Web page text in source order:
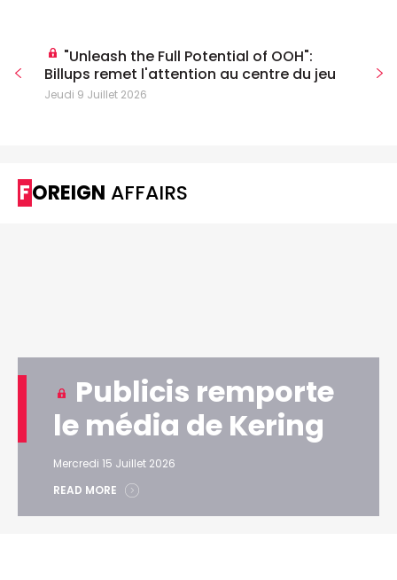
"Unleash the Full Potential of OOH":
Billups remet l'attention au centre du jeu
Jeudi 9 Juillet 2026
FOREIGN AFFAIRS
Publicis remporte
le média de Kering
Mercredi 15 Juillet 2026
READ MORE